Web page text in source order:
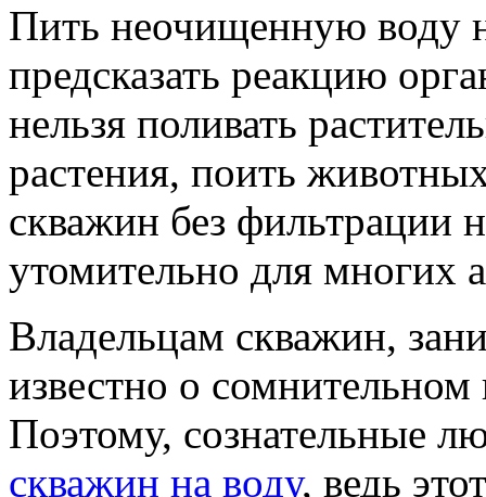
Пить неочищенную воду
предсказать реакцию
нельзя поливать
растения, поить
скважин без фильтрации
утомительно для многих
Владельцам скважин,
известно о сомнительном
Поэтому, сознательные
скважин на воду, ведь